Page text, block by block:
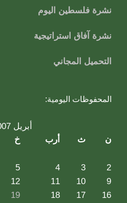
نشرة فلسطين اليوم
نشرة آفاق استراتيجية
التحميل المجاني
المحفوظات اليومية:
أبريل 2007
ن
ث أرب خ
2
3
4
5
9
10
11
12
16
17
18
19